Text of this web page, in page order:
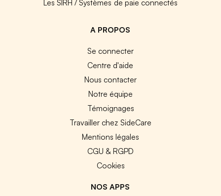
Les SIRH / Systèmes de paie connectés
A PROPOS
Se connecter
Centre d'aide
Nous contacter
Notre équipe
Témoignages
Travailler chez SideCare
Mentions légales
CGU & RGPD
Cookies
NOS APPS